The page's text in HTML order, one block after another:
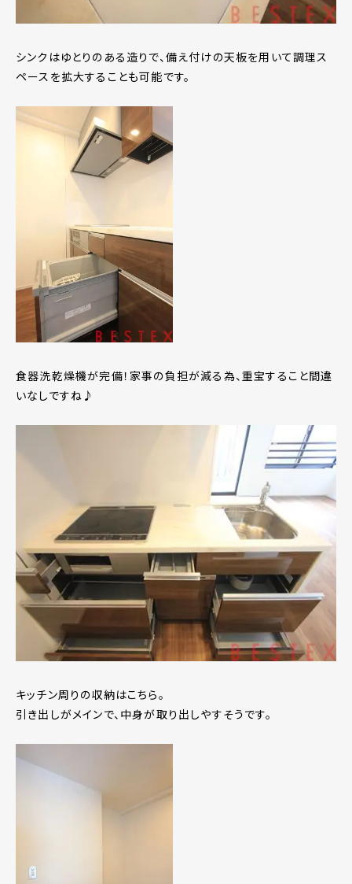
シンクはゆとりのある造りで、備え付けの天板を用いて調理ス
ペースを拡大することも可能です。
食器洗乾燥機が完備！家事の負担が減る為、重宝すること間違
いなしですね♪
キッチン周りの収納はこちら。
引き出しがメインで、中身が取り出しやすそうです。